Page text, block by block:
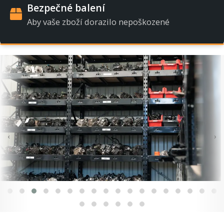
Bezpečné balení
Aby vaše zboží dorazilo nepoškozené
‹ ›